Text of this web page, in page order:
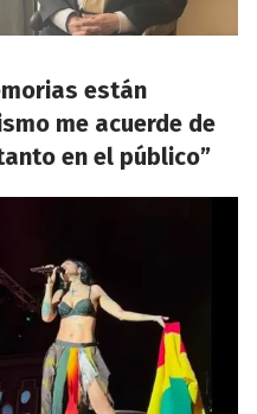
están
me acuerde de
en el público”